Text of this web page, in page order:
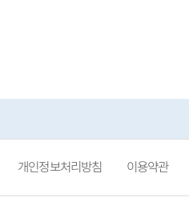
개인정보처리방침 이용약관